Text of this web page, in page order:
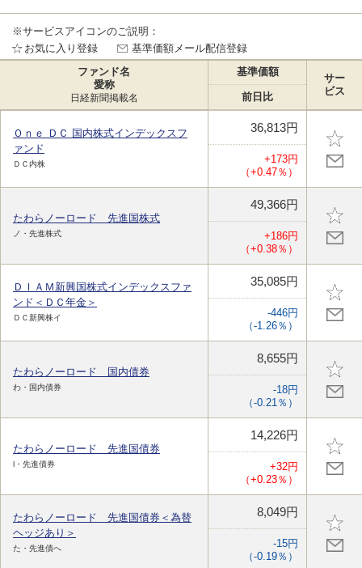
※サービスアイコンのご説明：
お気に入り登録
基準価額メール配信登録
ファンド名
愛称
日経新聞掲載名
基準価額
サー
ビス
前日比
Ｏｎｅ ＤＣ 国内株式インデックスフ
ァンド
ＤＣ内株
36,813円
+173円
（+0.47％）
たわらノーロード 先進国株式
ノ・先進株式
49,366円
+186円
（+0.38％）
ＤＩＡＭ新興国株式インデックスファ
ンド＜ＤＣ年金＞
ＤＣ新興株イ
35,085円
-446円
（-1.26％）
たわらノーロード 国内債券
わ・国内債券
8,655円
-18円
（-0.21％）
たわらノーロード 先進国債券
l・先進債券
14,226円
+32円
（+0.23％）
たわらノーロード 先進国債券＜為替
ヘッジあり＞
た・先進債へ
8,049円
-15円
（-0.19％）